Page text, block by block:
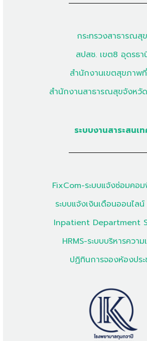
กระทรวงสาธารณสุข
สปสช. เขต8 อุดรธา
สำนักงานเขตสุขภาพ
สำนักงานสาธารณสุขจังหวั
ระบบงานสาระสนเ
FixCom-ระบบแจ้งซ่อมคอ
ระบบแจ้งเงินเดือนออนไล
Inpatient Department
HRMS-ระบบบริหารควา
ปฏิทินการจองห้องประ